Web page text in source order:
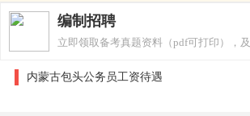
编制招聘
内蒙古包头公务员工资待遇